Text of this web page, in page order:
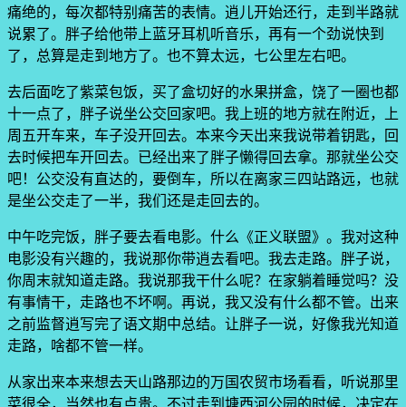
痛绝的，每次都特别痛苦的表情。逍儿开始还行，走到半路就
说累了。胖子给他带上蓝牙耳机听音乐，再有一个劲说快到
了，总算是走到地方了。也不算太远，七公里左右吧。
去后面吃了紫菜包饭，买了盒切好的水果拼盒，饶了一圈也都
十一点了，胖子说坐公交回家吧。我上班的地方就在附近，上
周五开车来，车子没开回去。本来今天出来我说带着钥匙，回
去时候把车开回去。已经出来了胖子懒得回去拿。那就坐公交
吧！公交没有直达的，要倒车，所以在离家三四站路远，也就
是坐公交走了一半，我们还是走回去的。
中午吃完饭，胖子要去看电影。什么《正义联盟》。我对这种
电影没有兴趣的，我说那你带逍去看吧。我去走路。胖子说，
你周末就知道走路。我说那我干什么呢？在家躺着睡觉吗？没
有事情干，走路也不坏啊。再说，我又没有什么都不管。出来
之前监督逍写完了语文期中总结。让胖子一说，好像我光知道
走路，啥都不管一样。
从家出来本来想去天山路那边的万国农贸市场看看，听说那里